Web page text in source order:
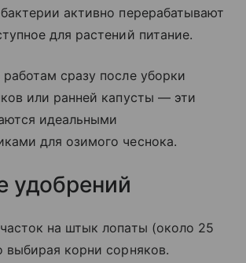
активно перерабатывают
для растений питание.
сразу после уборки
или ранней капусты — эти
идеальными
для озимого чеснока.
удобрений
на штык лопаты (около 25
выбирая корни сорняков.